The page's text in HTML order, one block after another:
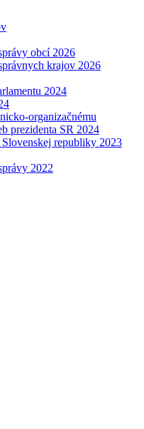
obcí 2026
krajov 2026
2024
organizačnému
prezidenta SR 2024
republiky 2023
2022